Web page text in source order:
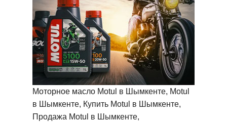
Моторное масло Motul в Шымкенте, Motul
в Шымкенте, Купить Motul в Шымкенте,
Продажа Motul в Шымкенте,